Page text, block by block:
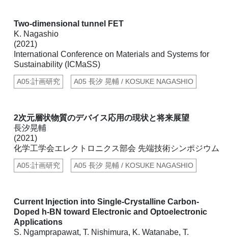
Two-dimensional tunnel FET
K. Nagashio
(2021)
International Conference on Materials and Systems for
Sustainability (ICMaSS)
A05:計画研究 A05 長汐 晃輔 / KOSUKE NAGASHIO
2次元層状物質のデバイス応用の現状と将来展望
長汐晃輔
(2021)
化学工学会エレクトロニクス部会 先端技術シンポジウム
A05:計画研究 A05 長汐 晃輔 / KOSUKE NAGASHIO
Current Injection into Single-Crystalline Carbon-
Doped h-BN toward Electronic and Optoelectronic
Applications
S. Ngamprapawat, T. Nishimura, K. Watanabe, T.